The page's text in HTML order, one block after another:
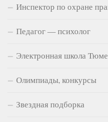
Инспектор по охране
Педагог — психолог
Электронная школа
Олимпиады, конкурсы
Звездная подборка